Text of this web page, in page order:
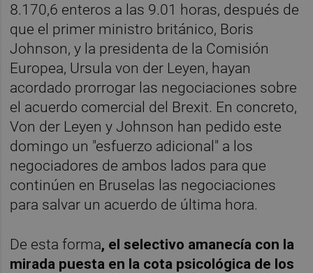
8.170,6 enteros a las 9.01 horas, después de
que el primer ministro británico, Boris
Johnson, y la presidenta de la Comisión
Europea, Ursula von der Leyen, hayan
acordado prorrogar las negociaciones sobre
el acuerdo comercial del Brexit. En concreto,
Von der Leyen y Johnson han pedido este
domingo un "esfuerzo adicional" a los
negociadores de ambos lados para que
continúen en Bruselas las negociaciones
para salvar un acuerdo de última hora.
De esta forma, el selectivo amanecía con la
mirada puesta en la cota psicológica de los